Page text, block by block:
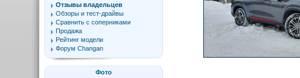
Отзывы владельцев
Обзоры и тест-драйвы
Сравнить с соперниками
Продажа
Рейтинг модели
Форум Changan
Фото